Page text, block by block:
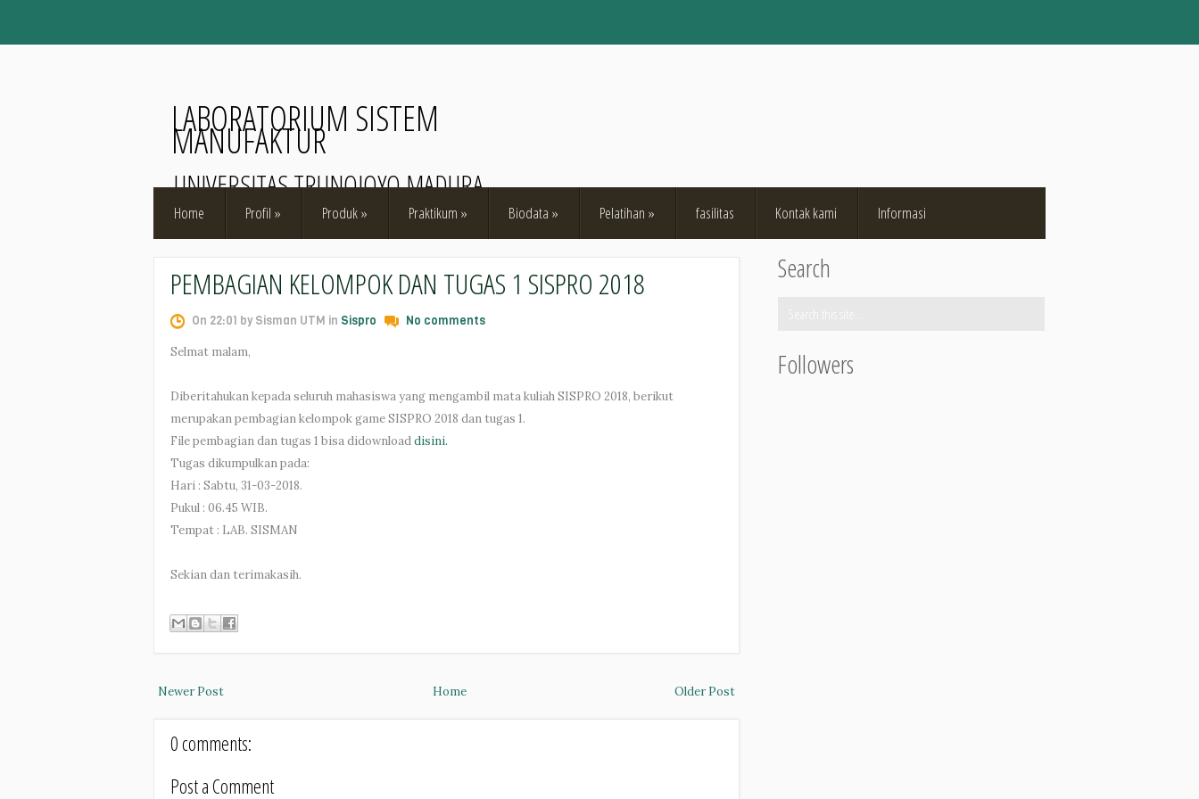
LABORATORIUM SISTEM
MANUFAKTUR
UNIVERSITAS TRUNOJOYO MADURA
Home Profil » Produk» Praktikum » Biodata » Pelatihan » fasilitas Kontak kami Informasi
PEMBAGIAN KELOMPOK DAN TUGAS 1 SISPRO 2018
On 22:01 by Sisman UTM in Sispro No comments
Selmat malam,
Diberitahukan kepada seluruh mahasiswa yang mengambil mata kuliah SISPRO 2018, berikut
merupakan pembagian kelompok game SISPRO 2018 dan tugas 1.
File pembagian dan tugas 1 bisa didownloaddisini.
Tugas dikumpulkan pada:
Hari : Sabtu, 31-03-2018.
Pukul : 06.45 WIB.
Tempat : LAB. SISMAN
Sekian dan terimakasih.
Newer Post Older Post
Home
0 comments:
Post a Comment
Search
Followers